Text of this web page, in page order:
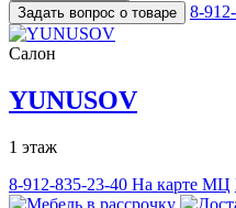
Задать вопрос о товаре 8-
Салон
YUNUSOV
1 этаж
8-912-835-23-40 На карте МЦ